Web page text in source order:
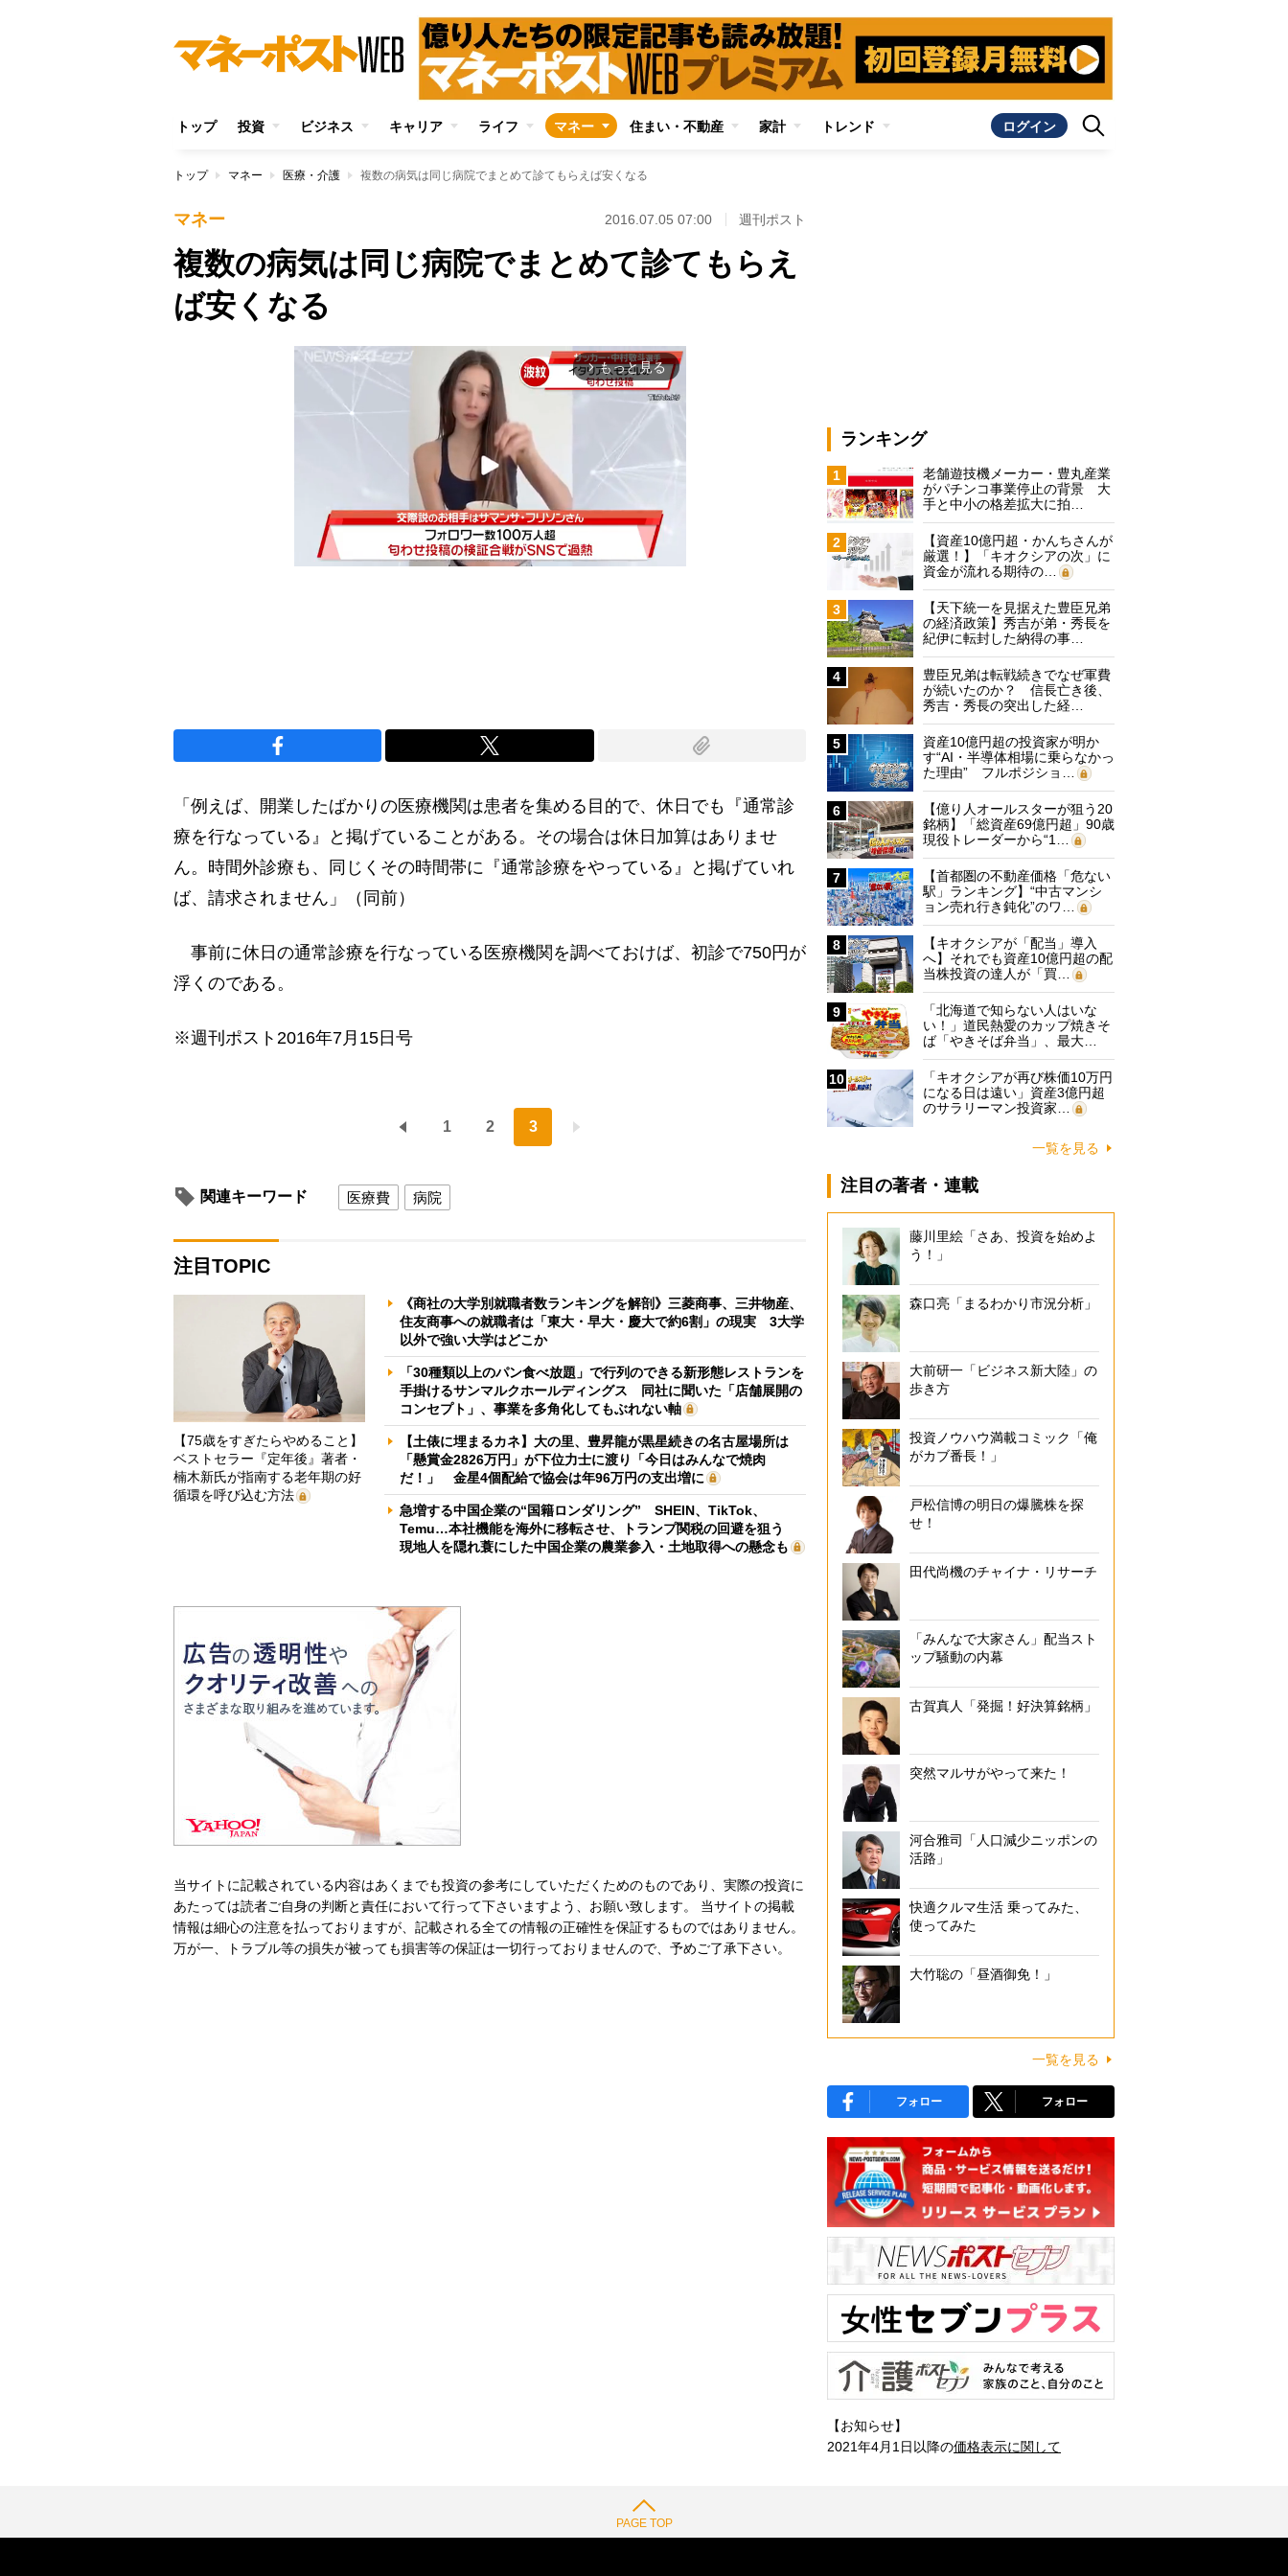
トップ 投資 ビジネス キャリア ライフ マネー 住まい・不動産 家計 トレンド ログイン
トップ マネー 医療・介護 複数の病気は同じ病院でまとめて診てもらえば安くなる
マネー 2016.07.05 07:00 週刊ポスト
複数の病気は同じ病院でまとめて診てもらえ
ば安くなる
arrow_forward_ios もっと見る
「例えば、開業したばかりの医療機関は患者を集める目的で、休日でも『通常診
療を行なっている』と掲げていることがある。その場合は休日加算はありませ
ん。時間外診療も、同じくその時間帯に『通常診療をやっている』と掲げていれ
ば、請求されません」（同前）
事前に休日の通常診療を行なっている医療機関を調べておけば、初診で750円が
浮くのである。
※週刊ポスト2016年7月15日号
1 2 3
関連キーワード 医療費 病院
注目TOPIC
【75歳をすぎたらやめること】
ベストセラー『定年後』著者・
楠木新氏が指南する老年期の好
循環を呼び込む方法
《商社の大学別就職者数ランキングを解剖》三菱商事、三井物産、
住友商事への就職者は「東大・早大・慶大で約6割」の現実 3大学
以外で強い大学はどこか
「30種類以上のパン食べ放題」で行列のできる新形態レストランを
手掛けるサンマルクホールディングス 同社に聞いた「店舗展開の
コンセプト」、事業を多角化してもぶれない軸
【土俵に埋まるカネ】大の里、豊昇龍が黒星続きの名古屋場所は
「懸賞金2826万円」が下位力士に渡り「今日はみんなで焼肉
だ！」 金星4個配給で協会は年96万円の支出増に
急増する中国企業の“国籍ロンダリング” SHEIN、TikTok、
Temu…本社機能を海外に移転させ、トランプ関税の回避を狙う
現地人を隠れ蓑にした中国企業の農業参入・土地取得への懸念も
当サイトに記載されている内容はあくまでも投資の参考にしていただくためのものであり、実際の投資に
あたっては読者ご自身の判断と責任において行って下さいますよう、お願い致します。 当サイトの掲載
情報は細心の注意を払っておりますが、記載される全ての情報の正確性を保証するものではありません。
万が一、トラブル等の損失が被っても損害等の保証は一切行っておりませんので、予めご了承下さい。
ランキング
1
老舗遊技機メーカー・豊丸産業
がパチンコ事業停止の背景 大
手と中小の格差拡大に拍…
2
【資産10億円超・かんちさんが
厳選！】「キオクシアの次」に
資金が流れる期待の…
3
【天下統一を見据えた豊臣兄弟
の経済政策】秀吉が弟・秀長を
紀伊に転封した納得の事…
4
豊臣兄弟は転戦続きでなぜ軍費
が続いたのか？ 信長亡き後、
秀吉・秀長の突出した経…
5
資産10億円超の投資家が明か
す“AI・半導体相場に乗らなかっ
た理由” フルポジショ…
6
【億り人オールスターが狙う20
銘柄】「総資産69億円超」90歳
現役トレーダーから“1…
7
【首都圏の不動産価格「危ない
駅」ランキング】“中古マンシ
ョン売れ行き鈍化”のワ…
8
【キオクシアが「配当」導入
へ】それでも資産10億円超の配
当株投資の達人が「買…
9
「北海道で知らない人はいな
い！」道民熱愛のカップ焼きそ
ば「やきそば弁当」、最大…
10
「キオクシアが再び株価10万円
になる日は遠い」資産3億円超
のサラリーマン投資家…
一覧を見る
注目の著者・連載
藤川里絵「さあ、投資を始めよ
う！」
森口亮「まるわかり市況分析」
大前研一「ビジネス新大陸」の
歩き方
投資ノウハウ満載コミック「俺
がカブ番長！」
戸松信博の明日の爆騰株を探
せ！
田代尚機のチャイナ・リサーチ
「みんなで大家さん」配当スト
ップ騒動の内幕
古賀真人「発掘！好決算銘柄」
突然マルサがやって来た！
河合雅司「人口減少ニッポンの
活路」
快適クルマ生活 乗ってみた、
使ってみた
大竹聡の「昼酒御免！」
一覧を見る
フォロー フォロー
【お知らせ】
2021年4月1日以降の価格表示に関して
PAGE TOP